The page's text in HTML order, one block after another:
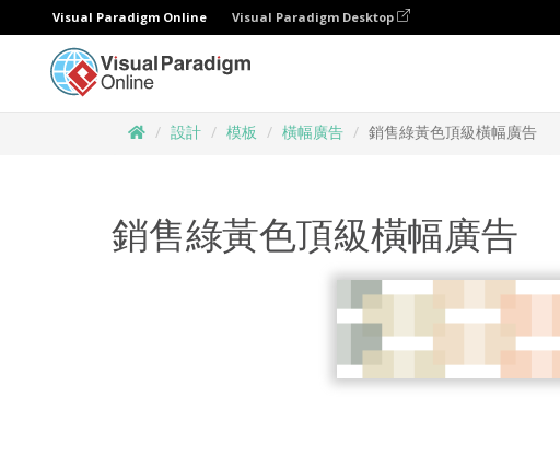
Visual Paradigm Online Visual Paradigm Desktop
設計 模板 橫幅廣告 銷售綠黃色頂級橫幅廣告
銷售綠黃色頂級橫幅廣告